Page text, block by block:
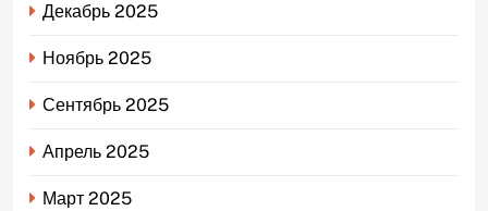
Декабрь 2025
Ноябрь 2025
Сентябрь 2025
Апрель 2025
Март 2025